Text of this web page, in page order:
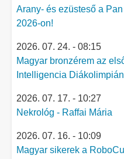
Arany- és ezüsteső a
2026-on!
2026. 07. 24. - 08:15
Magyar bronzérem az
Intelligencia Diákolimpián
2026. 07. 17. - 10:27
Nekrológ - Raffai Mária
2026. 07. 16. - 10:09
Magyar sikerek a